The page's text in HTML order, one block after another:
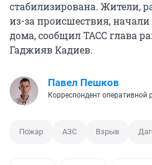
стабилизирована. Жители,
из-за происшествия,
дома, сообщил ТАСС глава
Гаджияв Кадиев.
Павел Пешков
Корреспондент оперативной
Пожар АЗС Взрыв